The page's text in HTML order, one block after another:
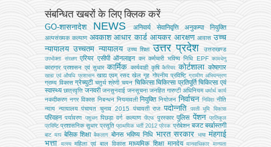
संबन्धित खबरों के लिए क्लिक करें
GO-शासनादेश NEWS अनिवार्य सेवानिवृत्ति अनुकम्पा नियुक्ति
अल्‍पसंख्‍यक कल्‍याण अवकाश आधार कार्ड आयकर आरक्षण आवास उच्च
न्यायालय उच्चतम न्यायालय उच्‍च शिक्षा उत्तर प्रदेश उत्तराखण्ड
उपभोक्‍ता संरक्षण एरियर एसीपी ऑनलाइन कर कर्मचारी भविष्य निधि EPF कामधेनु
कारागार प्रशासन एवं सुधार कार्मिक कार्यवाही कृषि कैरियर कोर्टशाला कोषागार
खाद्य एवं औषधि प्रशासन खाद्य एवम् रसद खेल गृह गोपनीय प्रविष्टि ग्रामीण अभियन्‍त्रण
ग्राम्य विकास ग्रेच्युटी चतुर्थ श्रेणी चयन चिकित्सा चिकित्सा प्रतिपूर्ति चिकित्‍सा एवं
स्वास्थ्य छात्रवृत्ति जनवरी जनसुनवाई जनसूचना जनहित गारण्टी अधिनियम धर्मार्थ कार्य
नकदीकरण नगर विकास निबन्‍धन नियमावली नियुक्ति नियोजन निर्वाचन निविदा नीति
न्याय न्यायालय पंचायत चुनाव 2015 पंचायती राज पदोन्नति परती भूमि विकास
परिवहन पर्यावरण पशुधन पिछड़ा वर्ग कल्‍याण पीएफ पुरस्कार पुलिस पेंशन
प्रतिकूल
प्रविष्टि प्रशासनिक सुधार प्रसूति प्राथमिक भर्ती 2012 प्रेरक प्रोबेशन बजट बर्खास्तगी
बाट माप बेसिक शिक्षा बैकलाग बोनस भविष्य निधि भारत सरकार भाषा मंहगाई
भत्ता
मत्‍स्‍य महिला एवं बाल विकास माध्यमिक शिक्षा मानदेय मानवाधिकार मान्यता